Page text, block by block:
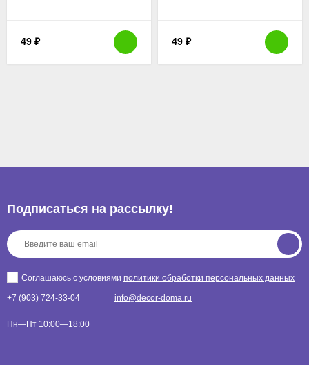
49 ₽ 49 ₽
Подписаться на рассылкy!
Соглашаюсь с условиями политики обработки персональных данных
+7 (903) 724-33-04 info@decor-doma.ru
Пн—Пт 10:00—18:00